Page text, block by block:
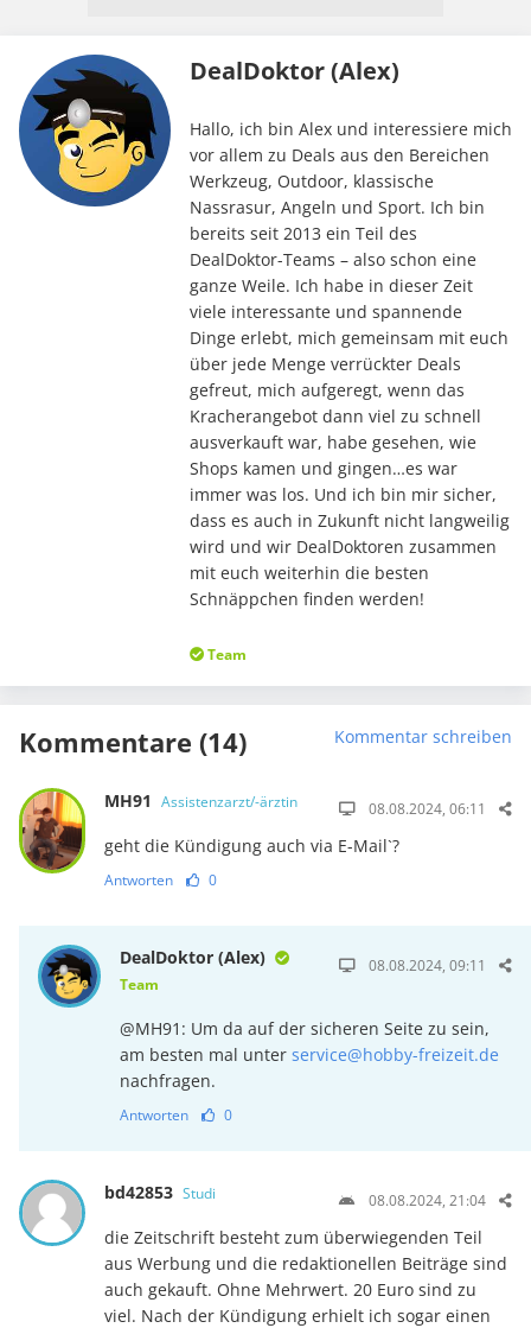
DealDoktor (Alex)
Hallo, ich bin Alex und interessiere mich
vor allem zu Deals aus den Bereichen
Werkzeug, Outdoor, klassische
Nassrasur, Angeln und Sport. Ich bin
bereits seit 2013 ein Teil des
DealDoktor-Teams – also schon eine
ganze Weile. Ich habe in dieser Zeit
viele interessante und spannende
Dinge erlebt, mich gemeinsam mit euch
über jede Menge verrückter Deals
gefreut, mich aufgeregt, wenn das
Kracherangebot dann viel zu schnell
ausverkauft war, habe gesehen, wie
Shops kamen und gingen…es war
immer was los. Und ich bin mir sicher,
dass es auch in Zukunft nicht langweilig
wird und wir DealDoktoren zusammen
mit euch weiterhin die besten
Schnäppchen finden werden!
Team
Kommentare (14) Kommentar schreiben
MH91 Assistenzarzt/-ärztin 08.08.2024, 06:11
geht die Kündigung auch via E-Mail`?
Antworten 0
DealDoktor (Alex)
Team
08.08.2024, 09:11
@MH91: Um da auf der sicheren Seite zu sein,
am besten mal unterservice@hobby-freizeit.de
nachfragen.
Antworten 0
bd42853 Studi 08.08.2024, 21:04
die Zeitschrift besteht zum überwiegenden Teil
aus Werbung und die redaktionellen Beiträge sind
auch gekauft. Ohne Mehrwert. 20 Euro sind zu
viel. Nach der Kündigung erhielt ich sogar einen